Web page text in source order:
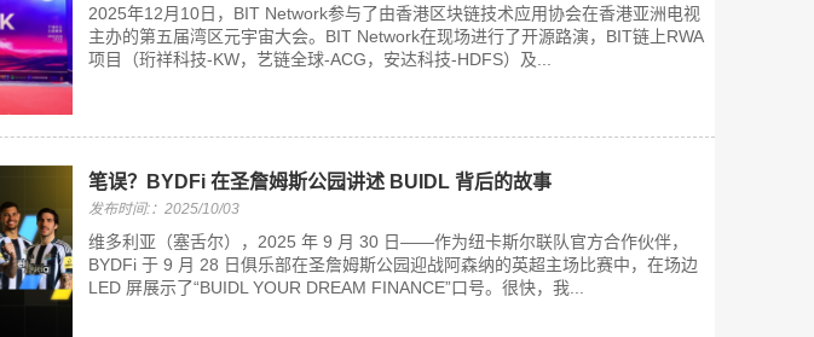
2025年12月10日，BIT Network参与了由香港区块链技术应用协会在香港亚洲电视
主办的第五届湾区元宇宙大会。BIT Network在现场进行了开源路演，BIT链上RWA
项目（珩祥科技-KW，艺链全球-ACG，安达科技-HDFS）及...
笔误？BYDFi 在圣詹姆斯公园讲述 BUIDL 背后的故事
发布时间:：2025/10/03
维多利亚（塞舌尔），2025 年 9 月 30 日——作为纽卡斯尔联队官方合作伙伴，
BYDFi 于 9 月 28 日俱乐部在圣詹姆斯公园迎战阿森纳的英超主场比赛中，在场边
LED 屏展示了“BUIDL YOUR DREAM FINANCE”口号。很快，我...